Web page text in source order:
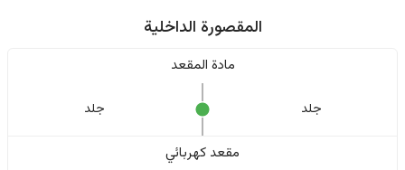
المقصورة الداخلية
مادة المقعد
جلد جلد
مقعد كهربائي